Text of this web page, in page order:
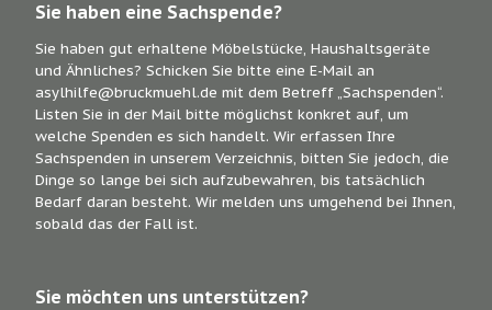
Sie haben eine Sachspende?
Sie haben gut erhaltene Möbelstücke, Haushaltsgeräte
und Ähnliches? Schicken Sie bitte eine E-Mail an
asylhilfe@bruckmuehl.de mit dem Betreff „Sachspenden“.
Listen Sie in der Mail bitte möglichst konkret auf, um
welche Spenden es sich handelt. Wir erfassen Ihre
Sachspenden in unserem Verzeichnis, bitten Sie jedoch, die
Dinge so lange bei sich aufzubewahren, bis tatsächlich
Bedarf daran besteht. Wir melden uns umgehend bei Ihnen,
sobald das der Fall ist.
Sie möchten uns unterstützen?